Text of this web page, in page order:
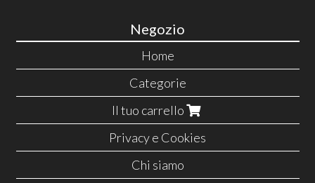
Negozio
Home
Categorie
Il tuo carrello
Privacy e Cookies
Chi siamo